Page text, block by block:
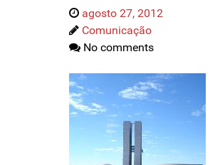
agosto 27, 2012
Comunicação
No comments